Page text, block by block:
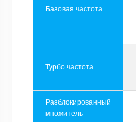
Базовая частота
Турбо частота
Разблокированный
множитель